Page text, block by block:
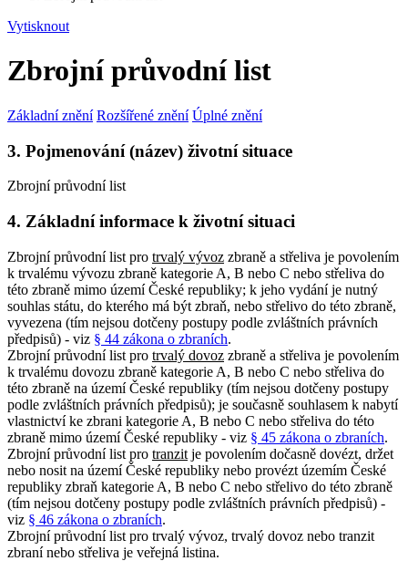
Vytisknout
Zbrojní průvodní list
Základní znění Rozšířené znění Úplné znění
3. Pojmenování (název) životní situace
Zbrojní průvodní list
4. Základní informace k životní situaci
Zbrojní průvodní list pro trvalý vývoz zbraně a střeliva je povolením
k trvalému vývozu zbraně kategorie A, B nebo C nebo střeliva do
této zbraně mimo území České republiky; k jeho vydání je nutný
souhlas státu, do kterého má být zbraň, nebo střelivo do této zbraně,
vyvezena (tím nejsou dotčeny postupy podle zvláštních právních
předpisů) - viz § 44 zákona o zbraních.
Zbrojní průvodní list pro trvalý dovoz zbraně a střeliva je povolením
k trvalému dovozu zbraně kategorie A, B nebo C nebo střeliva do
této zbraně na území České republiky (tím nejsou dotčeny postupy
podle zvláštních právních předpisů); je současně souhlasem k nabytí
vlastnictví ke zbrani kategorie A, B nebo C nebo střeliva do této
zbraně mimo území České republiky - viz § 45 zákona o zbraních.
Zbrojní průvodní list pro tranzit je povolením dočasně dovézt, držet
nebo nosit na území České republiky nebo provézt územím České
republiky zbraň kategorie A, B nebo C nebo střelivo do této zbraně
(tím nejsou dotčeny postupy podle zvláštních právních předpisů) -
viz § 46 zákona o zbraních.
Zbrojní průvodní list pro trvalý vývoz, trvalý dovoz nebo tranzit
zbraní nebo střeliva je veřejná listina.